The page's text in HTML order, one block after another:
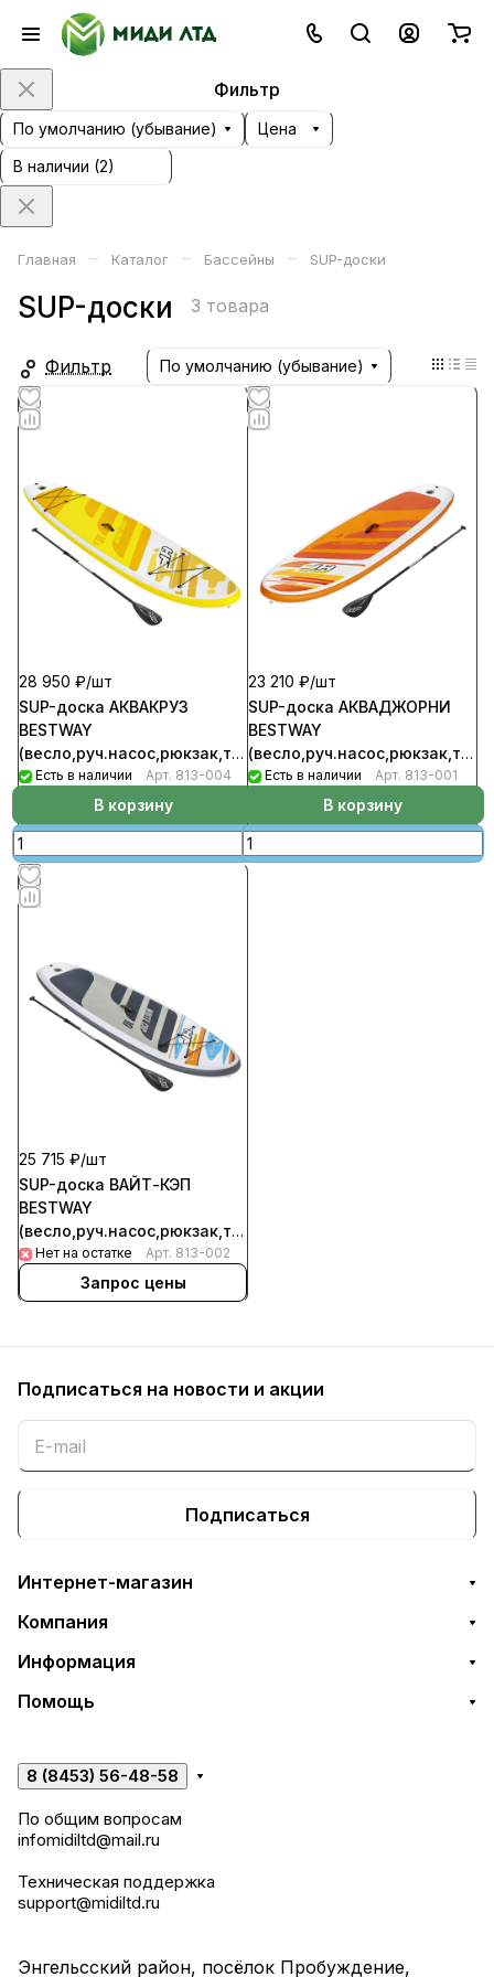
Фильтр
По умолчанию (убывание)
Цена
В наличии (2)
Главная – Каталог – Бассейны – SUP-доски
SUP-доски 3 товара
Фильтр По умолчанию (убывание)
28 950 ₽/шт
SUP-доска АКВАКРУЗ
BESTWAY
(весло,руч.насос,рюкзак,трос,плавник)
3,20м*76см*12см, до 110кг,
Есть в наличии Арт. 813-004
В корзину
23 210 ₽/шт
SUP-доска АКВАДЖОРНИ
BESTWAY
2,74м*76см*12см, до 110кг,
Есть в наличии Арт. 813-001
В корзину
25 715 ₽/шт
SUP-доска ВАЙТ-КЭП
BESTWAY
(весло,руч.насос,рюкзак,трос,плавник)
3,05м*84см*12см, до 120кг,
65342
Нет на остатке Арт. 813-002
Запрос цены
Подписаться на новости и акции
Подписаться
Интернет-магазин
Компания
Информация
Помощь
8 (8453) 56-48-58
По общим вопросам
infomidiltd@mail.ru
Техническая поддержка
support@midiltd.ru
Энгельсский район, посёлок Пробуждение,